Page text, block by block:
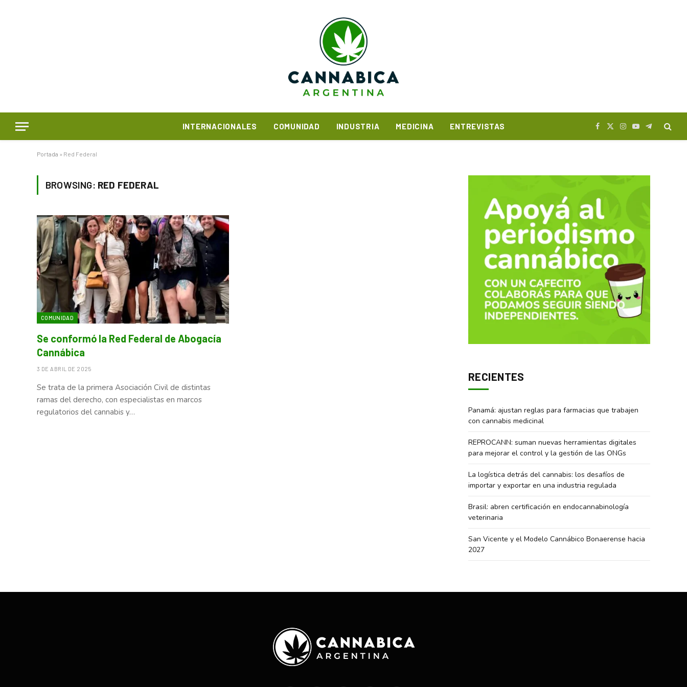
INTERNACIONALES COMUNIDAD INDUSTRIA MEDICINA ENTREVISTAS Facebook
X
(Twitter)
Instagram
YouTubeTelegram
Portada » Red Federal
BROWSING: RED FEDERAL
COMUNIDAD
Se conformó la Red Federal de Abogacía
Cannábica
3 DE ABRIL DE 2025
Se trata de la primera Asociación Civil de distintas
ramas del derecho, con especialistas en marcos
regulatorios del cannabis y…
RECIENTES
Panamá: ajustan reglas para farmacias que trabajen
con cannabis medicinal
REPROCANN: suman nuevas herramientas digitales
para mejorar el control y la gestión de las ONGs
La logística detrás del cannabis: los desafíos de
importar y exportar en una industria regulada
Brasil: abren certificación en endocannabinología
veterinaria
San Vicente y el Modelo Cannábico Bonaerense hacia
2027